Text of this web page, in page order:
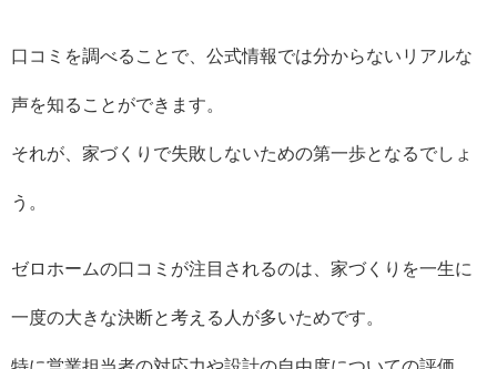
口コミを調べることで、公式情報では分からないリアルな
声を知ることができます。
それが、家づくりで失敗しないための第一歩となるでしょ
う。
ゼロホームの口コミが注目されるのは、家づくりを一生に
一度の大きな決断と考える人が多いためです。